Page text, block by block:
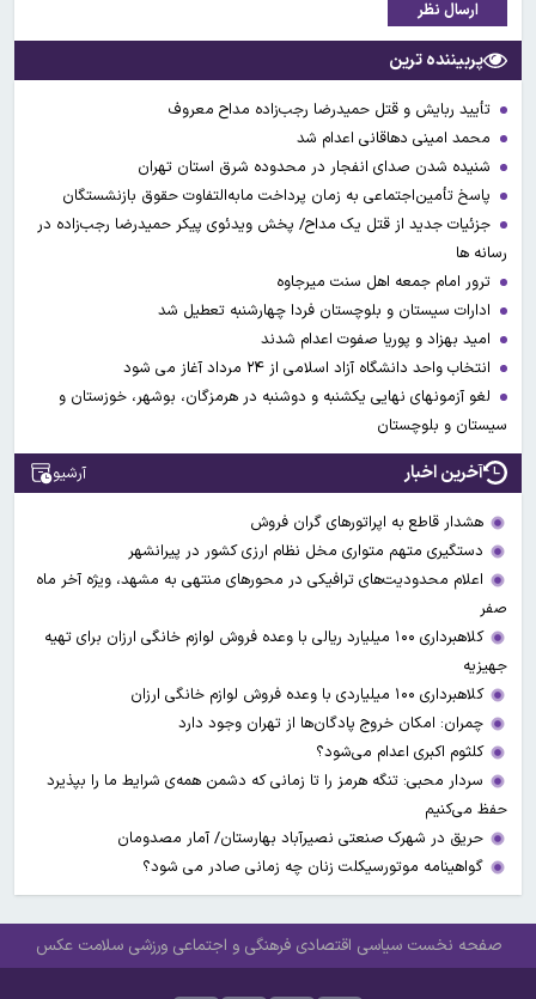
ارسال نظر
پربیننده ترین
تأیید ربایش و قتل حمیدرضا رجب‌زاده مداح معروف
محمد امینی دهاقانی اعدام شد
شنیده شدن صدای انفجار در محدوده شرق استان تهران
پاسخ تأمین‌اجتماعی به زمان پرداخت مابه‌التفاوت حقوق بازنشستگان
جزئیات جدید از قتل یک مداح/ پخش ویدئوی پیکر حمیدرضا رجب‌زاده در
رسانه ها
ترور امام جمعه اهل سنت میرجاوه
ادارات سیستان و بلوچستان فردا چهارشنبه تعطیل شد
امید بهزاد و پوریا صفوت اعدام شدند
انتخاب واحد دانشگاه آزاد اسلامی از ۲۴ مرداد آغاز می شود
لغو آزمونهای نهایی یکشنبه و دوشنبه در هرمزگان، بوشهر، خوزستان و
سیستان و بلوچستان
آخرین اخبار آرشیو
هشدار قاطع به اپراتورهای گران فروش
دستگیری متهم متواری مخل نظام ارزی کشور در پیرانشهر
اعلام محدودیت‌های ترافیکی در محورهای منتهی به مشهد، ویژه آخر ماه
صفر
کلاهبرداری ۱۰۰ میلیارد ریالی با وعده فروش لوازم خانگی ارزان برای تهیه
جهیزیه
کلاهبرداری ۱۰۰ میلیاردی با وعده فروش لوازم خانگی ارزان
چمران: امکان خروج پادگان‌ها از تهران وجود دارد
کلثوم اکبری اعدام می‌شود؟
سردار محبی: تنگه هرمز را تا زمانی که دشمن همه‌ی شرایط ما را بپذیرد
حفظ می‌کنیم
حریق در شهرک صنعتی نصیرآباد بهارستان/ آمار مصدومان
گواهینامه موتورسیکلت زنان چه زمانی صادر می شود؟
صفحه نخست سیاسی اقتصادی فرهنگی و اجتماعی ورزشی سلامت عکس